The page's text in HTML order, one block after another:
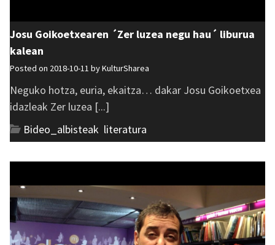
Josu Goikoetxearen ´Zer luzea negu hau´ liburua
kalean
Posted on 2018-10-11 byKulturSharea
Neguko hotza, euria, ekaitza… dakar Josu Goikoetxea
idazleak Zer luzea [...]
Bideo_albisteak literatura